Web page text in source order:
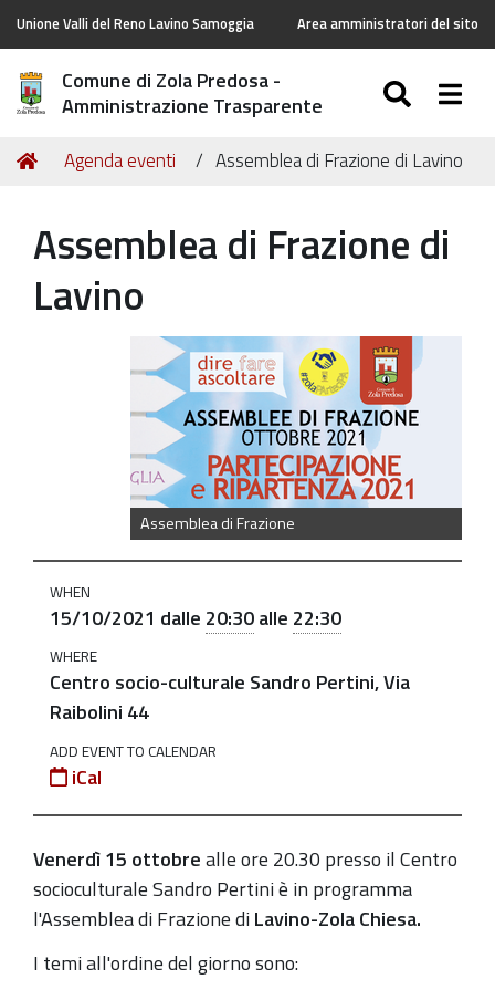
Unione Valli del Reno Lavino Samoggia Area amministratori del sito
Comune di Zola Predosa -
Amministrazione Trasparente
Tu
Home
Agenda eventi Assemblea di Frazione di Lavino
Assemblea di Frazione di
Lavino
Assemblea di Frazione
https://old.comune.zolapredosa.bo.it/events/
Frazione
Lavino
2021-
10-
15T20:30:00+02:00
2021-
10-
15T22:30:00+02:00
WHEN
15/10/2021 dalle 20:30alle 22:30
WHERE
Centro socio-culturale Sandro Pertini, Via
Raibolini 44
ADD EVENT TO CALENDAR
iCal
Venerdì 15 ottobrealleore 20.30 presso il Centro
socioculturale Sandro Pertini è in programma
l'Assemblea di Frazione diLavino-Zola Chiesa.
I temi all'ordine del giorno sono: